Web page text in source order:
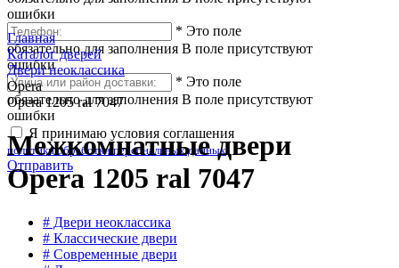
ошибки
* Это поле
обязательно для заполнения В поле присутствуют
ошибки
* Это поле
обязательно для заполнения В поле присутствуют
ошибки
Я принимаю условия соглашения
политики обработки персональных данных
Отправить
Главная
Каталог дверей
Двери неоклассика
Opera
Opera 1205 ral 7047
Межкомнатные двери
Opera 1205 ral 7047
# Двери неоклассика
# Классические двери
# Современные двери